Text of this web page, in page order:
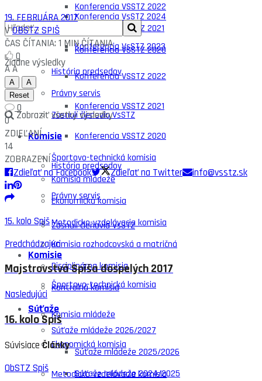
Konferencia VSSTZ 2022
Konferencia VSSTZ 2021
Konferencia VSSTZ 2020
História predsedov
Právny servis
Zosnulí členovia VsSTZ
Komisie
Športovo-technická komisia
Komisia mládeže
Ekonomická komisia
Metodicko-vzdelávacia komisia
Komisia rozhodcovská a matričná
Disciplinárna komisia
Kontrolná komisia
Súťaže
Súťaže mládeže 2026/2027
Súťaže mládeže 2025/2026
Súťaže mládeže 2024/2025
Konferencia VsSTZ 2024
Konferencia VsSTZ 2023
Konferencia VSSTZ 2022
Konferencia VSSTZ 2021
Konferencia VSSTZ 2020
História predsedov
Právny servis
Zosnulí členovia VsSTZ
Komisie
Športovo-technická komisia
Komisia mládeže
Ekonomická komisia
Metodicko-vzdelávacia komisia
Žiadne výsledky
Zobraziť všetky výsledky
19. FEBRUÁRA 2017
VOBSTZ SPIŠ
ČAS ČÍTANIA: 1 MIN ČÍTANIA
0
AA
A
A
Reset
0
0
ZDIEĽANÍ
14
ZOBRAZENÍ
Zdieľať na Facebook
Zdieľať na Twitter info@vsstz.sk
15. kolo Spiš
Predchádzajúci
Majstrovstvá Spiša dospelých 2017
Nasledujúci
16. kolo Spiš
SúvisiaceČlánky
ObSTZ Spiš